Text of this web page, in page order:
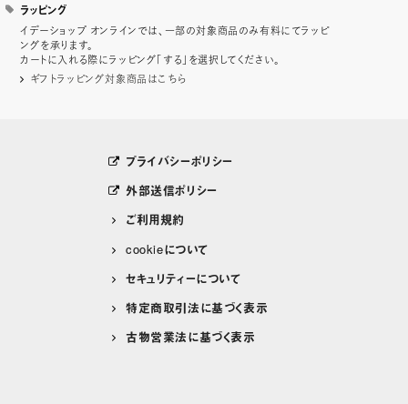
ラッピング
イデーショップ オンラインでは、一部の対象商品のみ有料にてラッピ
ングを承ります。
カートに入れる際にラッピング「する」を選択してください。
ギフトラッピング対象商品はこちら
プライバシーポリシー
外部送信ポリシー
ご利用規約
cookieについて
セキュリティーについて
特定商取引法に基づく表示
古物営業法に基づく表示